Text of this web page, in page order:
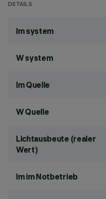
DETAILS
lm system
W system
lm Quelle
W Quelle
Lichtausbeute (realer
Wert)
lm im Notbetrieb